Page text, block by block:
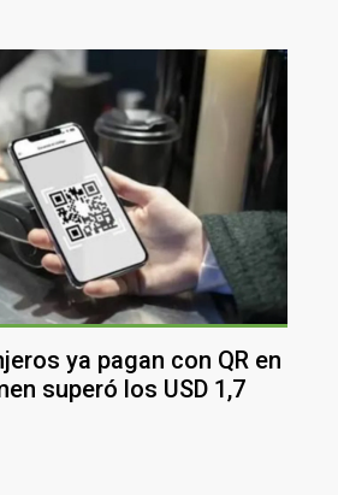
ya pagan con QR en
superó los USD 1,7